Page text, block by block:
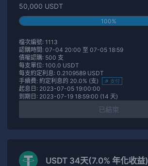
50,000 USDT
100%
檔次編號: 1113
認購時間: 07-04 20:00 至 07-05 18:59
債權認購: 500 支
每支單位: 100.0 USDT
每支約定利息: 0.2109589 USDT
手續費: 約定利息的 20.0% (支)
支付
起息日: 2023-07-05 19:00:00
到期日: 2023-07-19 18:59:00 (14 天)
USDT 34天(7.0% 年化收益)